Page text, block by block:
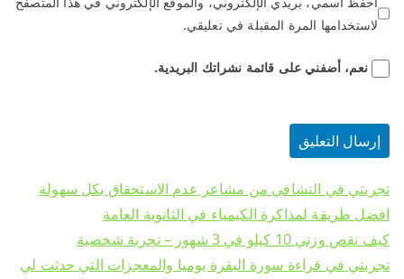
لاستخدامها المرة المقبلة في تعليقي.
نعم، أضفني على قائمة نشراتك البريدية.
تجربتي في التشافي من مشاعر عدم الاستحقاق بكل سهولة
افضل طريقة لمذاكرة الكيمياء في الثانوية العامة
كيف نقص وزني 10 كيلو في 3 شهور – تجربة شخصية
تجربتي في قراءة سورة البقرة يوميا والمعجزات التي حدثت لي